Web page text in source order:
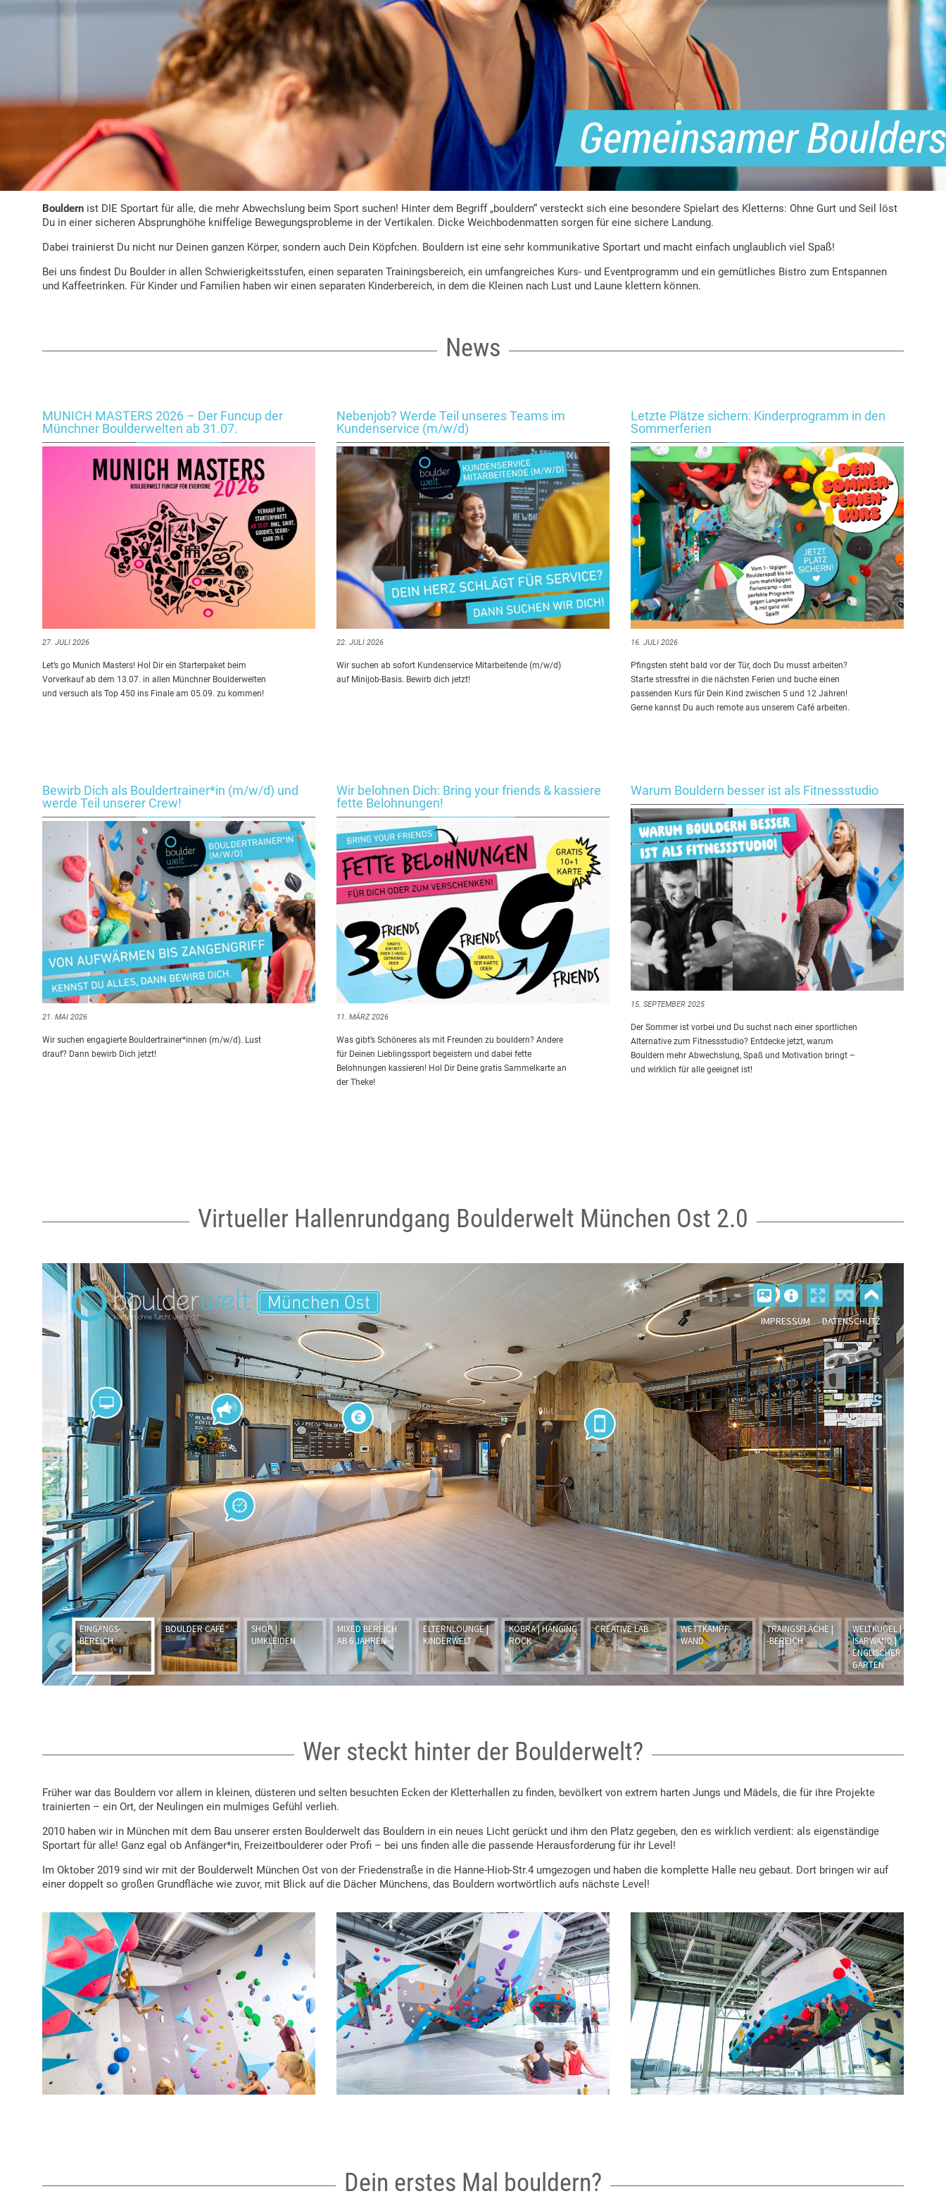
Bouldern ist DIE Sportart für alle, die mehr Abwechslung beim Sport suchen! Hinter dem Begriff „bouldern“ versteckt sich eine besondere Spielart des Kletterns: Ohne Gurt und Seil löst
Du in einer sicheren Absprunghöhe kniffelige Bewegungsprobleme in der Vertikalen. Dicke Weichbodenmatten sorgen für eine sichere Landung.
Dabei trainierst Du nicht nur Deinen ganzen Körper, sondern auch Dein Köpfchen. Bouldern ist eine sehr kommunikative Sportart und macht einfach unglaublich viel Spaß!
Bei uns findest Du Boulder in allen Schwierigkeitsstufen, einen separaten Trainingsbereich, ein umfangreiches Kurs- und Eventprogramm und ein gemütliches Bistro zum Entspannen
und Kaffeetrinken. Für Kinder und Familien haben wir einen separaten Kinderbereich, in dem die Kleinen nach Lust und Laune klettern können.
News
MUNICH MASTERS 2026 – Der Funcup der
Münchner Boulderwelten ab 31.07.
27. JULI 2026
Let’s go Munich Masters! Hol Dir ein Starterpaket beim
Vorverkauf ab dem 13.07. in allen Münchner Boulderwelten
und versuch als Top 450 ins Finale am 05.09. zu kommen!
Nebenjob? Werde Teil unseres Teams im
Kundenservice (m/w/d)
22. JULI 2026
Wir suchen ab sofort Kundenservice Mitarbeitende (m/w/d)
auf Minijob-Basis. Bewirb dich jetzt!
Letzte Plätze sichern: Kinderprogramm in den
Sommerferien
16. JULI 2026
Pfingsten steht bald vor der Tür, doch Du musst arbeiten?
Starte stressfrei in die nächsten Ferien und buche einen
passenden Kurs für Dein Kind zwischen 5 und 12 Jahren!
Gerne kannst Du auch remote aus unserem Café arbeiten.
Bewirb Dich als Bouldertrainer*in (m/w/d) und
werde Teil unserer Crew!
21. MAI 2026
Wir suchen engagierte Bouldertrainer*innen (m/w/d). Lust
drauf? Dann bewirb Dich jetzt!
Wir belohnen Dich: Bring your friends & kassiere
fette Belohnungen!
11. MÄRZ 2026
Was gibt’s Schöneres als mit Freunden zu bouldern? Andere
für Deinen Lieblingssport begeistern und dabei fette
Belohnungen kassieren! Hol Dir Deine gratis Sammelkarte an
der Theke!
Warum Bouldern besser ist als Fitnessstudio
15. SEPTEMBER 2025
Der Sommer ist vorbei und Du suchst nach einer sportlichen
Alternative zum Fitnessstudio? Entdecke jetzt, warum
Bouldern mehr Abwechslung, Spaß und Motivation bringt –
und wirklich für alle geeignet ist!
Virtueller Hallenrundgang Boulderwelt München Ost 2.0
Wer steckt hinter der Boulderwelt?
Früher war das Bouldern vor allem in kleinen, düsteren und selten besuchten Ecken der Kletterhallen zu finden, bevölkert von extrem harten Jungs und Mädels, die für ihre Projekte
trainierten – ein Ort, der Neulingen ein mulmiges Gefühl verlieh.
2010 haben wir in München mit dem Bau unserer ersten Boulderwelt das Bouldern in ein neues Licht gerückt und ihm den Platz gegeben, den es wirklich verdient: als eigenständige
Sportart für alle! Ganz egal ob Anfänger*in, Freizeitboulderer oder Profi – bei uns finden alle die passende Herausforderung für ihr Level!
Im Oktober 2019 sind wir mit der Boulderwelt München Ost von der Friedenstraße in die Hanne-Hiob-Str.4 umgezogen und haben die komplette Halle neu gebaut. Dort bringen wir auf
einer doppelt so großen Grundfläche wie zuvor, mit Blick auf die Dächer Münchens, das Bouldern wortwörtlich aufs nächste Level!
Dein erstes Mal bouldern?